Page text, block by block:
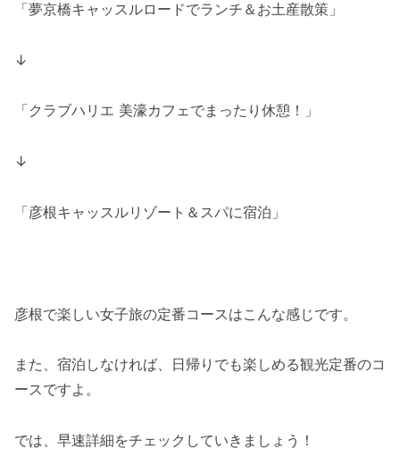
「夢京橋キャッスルロードでランチ＆お土産散策」
↓
「クラブハリエ 美濠カフェでまったり休憩！」
↓
「彦根キャッスルリゾート＆スパに宿泊」
彦根で楽しい女子旅の定番コースはこんな感じです。
また、宿泊しなければ、日帰りでも楽しめる観光定番のコ
ースですよ。
では、早速詳細をチェックしていきましょう！